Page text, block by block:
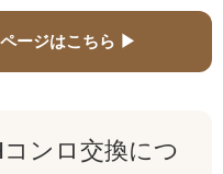
ージはこちら ▶
ンロ交換につ